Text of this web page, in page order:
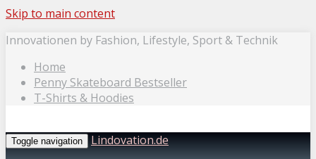
Skip to main content
Innovationen by Fashion, Lifestyle, Sport & Technik
Home
Penny Skateboard Bestseller
T-Shirts & Hoodies
Toggle navigation
Lindovation.de